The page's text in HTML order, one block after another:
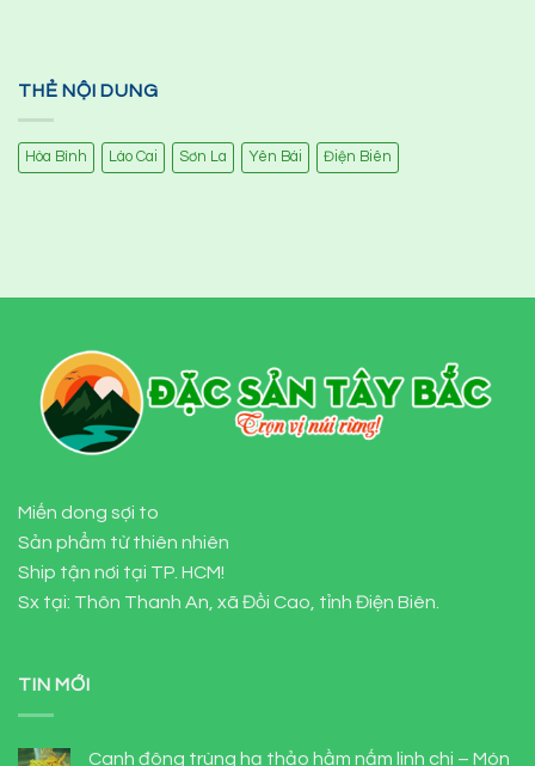
THẺ NỘI DUNG
Hòa Bình Lào Cai Sơn La Yên Bái Điện Biên
Miến dong sợi to
Sản phẩm từ thiên nhiên
Ship tận nơi tại TP. HCM!
Sx tại: Thôn Thanh An, xã Đồi Cao, tỉnh Điện Biên.
TIN MỚI
Canh đông trùng hạ thảo hầm nấm linh chi – Món